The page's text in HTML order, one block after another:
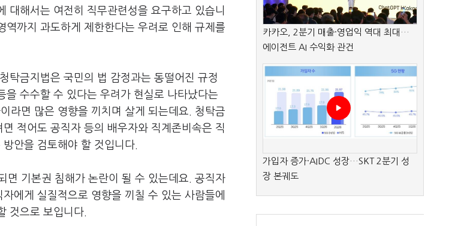
대해서는 여전히 직무관련성을 요구하고 있습니
까지 과도하게 제한한다는 우려로 인해 규제를
탁금지법은 국민의 법 감정과는 동떨어진 규정
수수할 수 있다는 우려가 현실로 나타났다는
라면 많은 영향을 끼치며 살게 되는데요. 청탁금
적어도 공직자 등의 배우자와 직계존비속은 직
안을 검토해야 할 것입니다.
면 기본권 침해가 논란이 될 수 있는데요. 공직자
에게 실질적으로 영향을 끼칠 수 있는 사람들에
것으로 보입니다.
카카오, 2분기 매출·영업익 역대 최대…
에이전트 AI 수익화 관건
가입자 증가·AIDC 성장…SKT 2분기 성
장 본궤도